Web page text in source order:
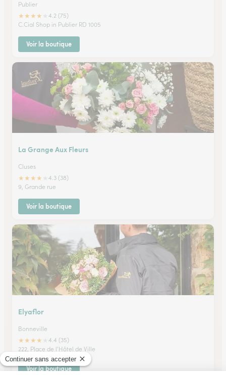
Publier
★★★★
4.2 (75)
C.Cial Shop in Publier RD 1005
Voir la boutique
La Grange Aux Fleurs
Cluses
★★★★
4.3 (38)
9, Grande rue
Voir la boutique
Elyaflor
Bonneville
★★★★
4.4 (35)
222, Place de l'Hôtel de Ville
Voir la boutique